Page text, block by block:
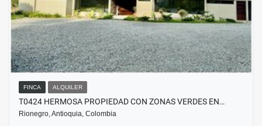
FINCA ALQUILER
T0424 HERMOSA PROPIEDAD CON ZONAS VERDES EN…
Rionegro, Antioquia, Colombia